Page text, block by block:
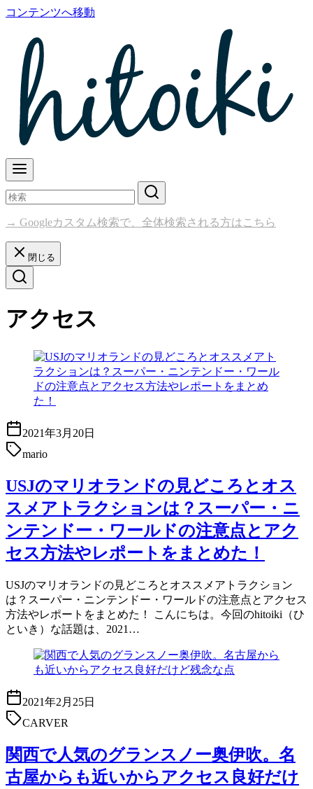
コンテンツへ移動
→ Googleカスタム検索で、全体検索される方はこちら
閉じる
アクセス
2021年3月20日
mario
USJのマリオランドの見どころとオス
スメアトラクションは？スーパー・ニ
ンテンドー・ワールドの注意点とアク
セス方法やレポートをまとめた！
USJのマリオランドの見どころとオススメアトラクション
は？スーパー・ニンテンドー・ワールドの注意点とアクセス
方法やレポートをまとめた！ こんにちは。今回のhitoiki（ひ
といき）な話題は、2021…
2021年2月25日
CARVER
関西で人気のグランスノー奥伊吹。名
古屋からも近いからアクセス良好だけ